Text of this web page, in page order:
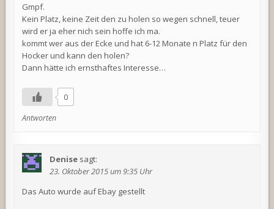
Gmpf.
Kein Platz, keine Zeit den zu holen so wegen schnell, teuer
wird er ja eher nich sein hoffe ich ma.
kommt wer aus der Ecke und hat 6-12 Monate n Platz für den
Hocker und kann den holen?
Dann hätte ich ernsthaftes Interesse…
0
Antworten
Denise sagt:
23. Oktober 2015 um 9:35 Uhr
Das Auto wurde auf Ebay gestellt